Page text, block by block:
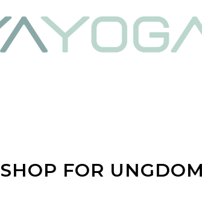
FOR UNGDOM